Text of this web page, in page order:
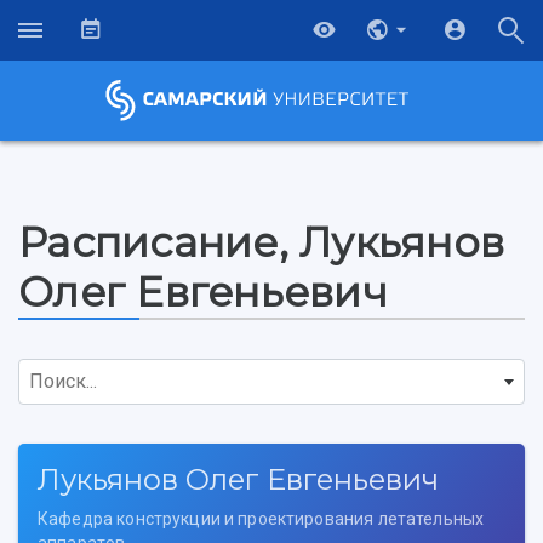
НАЗАД
Расписание, Лукьянов
Олег Евгеньевич
Поиск...
Лукьянов Олег Евгеньевич
Кафедра конструкции и проектирования летательных